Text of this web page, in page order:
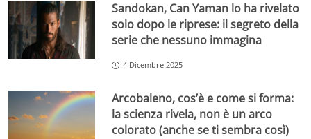
Sandokan, Can Yaman lo ha rivelato
solo dopo le riprese: il segreto della
serie che nessuno immagina
4 Dicembre 2025
Arcobaleno, cos’è e come si forma:
la scienza rivela, non è un arco
colorato (anche se ti sembra così)